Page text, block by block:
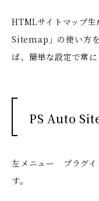
HTMLサイトマップ
Sitemap」の使い方
ば、簡単な設定で常
PS Auto
左メニュー プラグ
す。